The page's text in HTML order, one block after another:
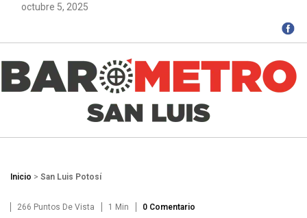
octubre 5, 2025
Inicio > San Luis Potosí
266 Puntos De Vista 1 Min 0 Comentario